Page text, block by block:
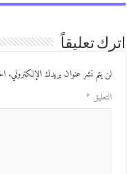
تعليقاً
يتم نشر عنوان بريدك الإلكتروني.الحقول
*